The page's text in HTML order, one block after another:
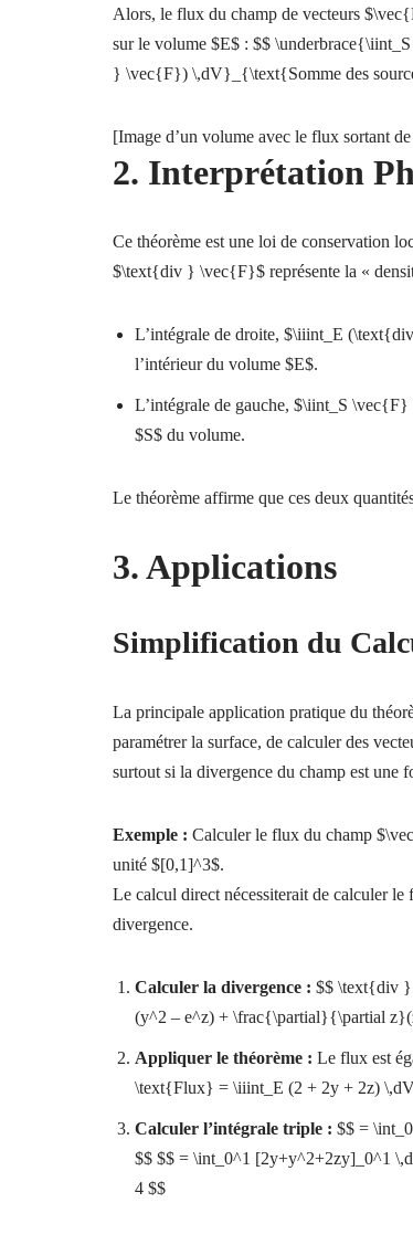
Alors, le flux du champ de vecteurs
sur le volume $E$ : $$
} \vec{F}) \,dV}_{\text{Somme des
[Image d’un volume avec le flux sortant
2. Interprétation
Ce théorème est une loi de conservation
$\text{div } \vec{F}$ représente la «
L’intégrale de droite, $\iiint_E
l’intérieur du volume $E$.
L’intégrale de gauche, $\iint_S
$S$ du volume.
Le théorème affirme que ces deux
3. Applications
Simplification du
La principale application pratique du
paramétrer la surface, de calculer des
surtout si la divergence du champ est une
Exemple : Calculer le flux du champ
unité $[0,1]^3$.
Le calcul direct nécessiterait de calculer le
divergence.
Calculer la divergence : $$ \text{div
(y^2 – e^z) + \frac{\partial}{\partial
Appliquer le théorème : Le flux est
\text{Flux} = \iiint_E (2 + 2y + 2z)
Calculer l’intégrale triple : $$ =
$$ $$ = \int_0^1 [2y+y^2+2zy]_0^1
4 $$